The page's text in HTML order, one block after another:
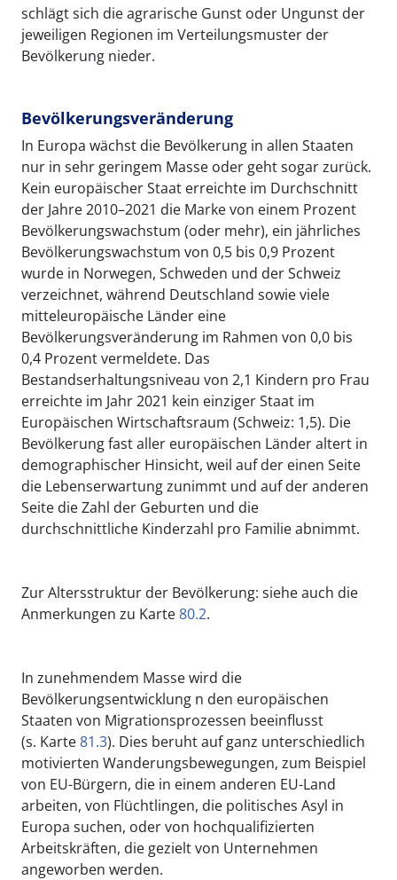
schlägt sich die agrarische Gunst oder Ungunst der
jeweiligen Regionen im Verteilungsmuster der
Bevölkerung nieder.
Bevölkerungsveränderung
In Europa wächst die Bevölkerung in allen Staaten
nur in sehr geringem Masse oder geht sogar zurück.
Kein europäischer Staat erreichte im Durchschnitt
der Jahre 2010–2021 die Marke von einem Prozent
Bevölkerungswachstum (oder mehr), ein jährliches
Bevölkerungswachstum von 0,5 bis 0,9 Prozent
wurde in Norwegen, Schweden und der Schweiz
verzeichnet, während Deutschland sowie viele
mitteleuropäische Länder eine
Bevölkerungsveränderung im Rahmen von 0,0 bis
0,4 Prozent vermeldete. Das
Bestandserhaltungsniveau von 2,1 Kindern pro Frau
erreichte im Jahr 2021 kein einziger Staat im
Europäischen Wirtschaftsraum (Schweiz: 1,5). Die
Bevölkerung fast aller europäischen Länder altert in
demographischer Hinsicht, weil auf der einen Seite
die Lebenserwartung zunimmt und auf der anderen
Seite die Zahl der Geburten und die
durchschnittliche Kinderzahl pro Familie abnimmt.
Zur Altersstruktur der Bevölkerung: siehe auch die
Anmerkungen zu Karte80.2.
In zunehmendem Masse wird die
Bevölkerungsentwicklung n den europäischen
Staaten von Migrationsprozessen beeinflusst
(s. Karte81.3). Dies beruht auf ganz unterschiedlich
motivierten Wanderungsbewegungen, zum Beispiel
von EU-Bürgern, die in einem anderen EU-Land
arbeiten, von Flüchtlingen, die politisches Asyl in
Europa suchen, oder von hochqualifizierten
Arbeitskräften, die gezielt von Unternehmen
angeworben werden.